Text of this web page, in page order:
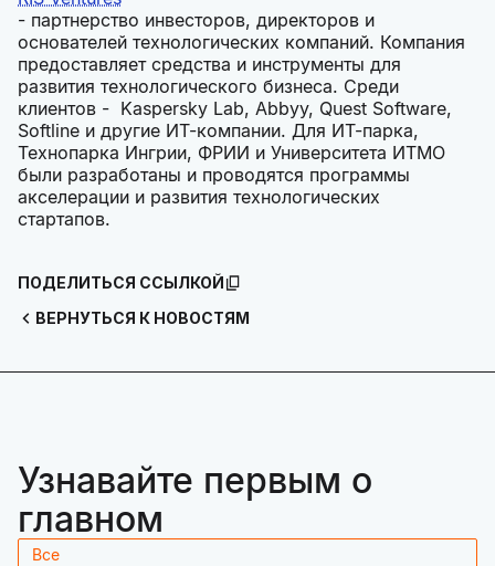
- партнерство инвесторов, директоров и
основателей технологических компаний. Компания
предоставляет средства и инструменты для
развития технологического бизнеса. Среди
клиентов - Kaspersky Lab, Abbyy, Quest Software,
Softline и другие ИТ-компании. Для ИТ-парка,
Технопарка Ингрии, ФРИИ и Университета ИТМО
были разработаны и проводятся программы
акселерации и развития технологических
стартапов.
ВЕРНУТЬСЯ К НОВОСТЯМ
ПОДЕЛИТЬСЯ ССЫЛКОЙ
Узнавайте первым о
главном
Все